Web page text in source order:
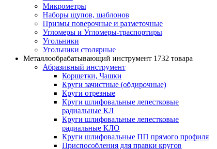
Микрометры
Наборы щупов, шаблонов
Призмы поверочные и разметочные
Угломеры и Угломеры-траспортиры
Угольники
Угольники столярные
Металлообрабатывающий инструмент 1732 товара
Абразивный инструмент
Корщетки, Чашки
Круги зачистные (обдирочные)
Круги отрезные
Круги шлифовальные лепестковые
радиальные КЛ
Круги шлифовальные лепестковые
радиальные КЛО
Круги шлифовальные ПП прямого профиля
Приспособления для правки кругов